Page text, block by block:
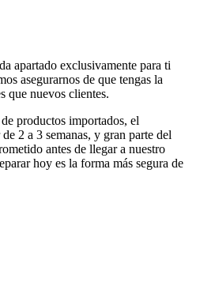
apartado exclusivamente para ti
asegurarnos de que tengas la
que nuevos clientes.
productos importados, el
2 a 3 semanas, y gran parte del
antes de llegar a nuestro
hoy es la forma más segura de